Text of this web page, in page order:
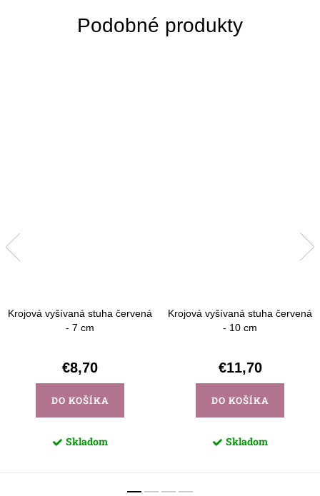
Krojová vyšívaná stuha červená
- 7 cm
€8,70
DO KOŠÍKA
Skladom
Krojová vyšívaná stuha červená
- 10 cm
€11,70
DO KOŠÍKA
Skladom